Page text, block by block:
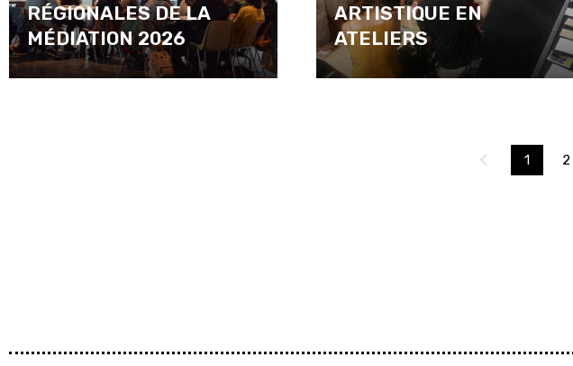
RÉGIONALES DE LA
MÉDIATION 2026
ARTISTIQUE EN
ATELIERS
1 2